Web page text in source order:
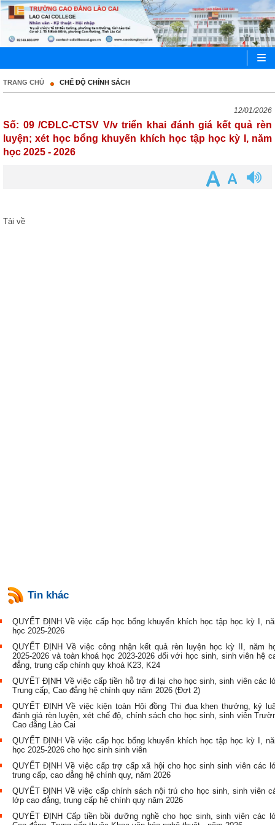
TRANG CHỦ CHẾ ĐỘ CHÍNH SÁCH
12/01/2026
Số: 09 /CĐLC-CTSV V/v triển khai đánh giá kết quả rèn
luyện; xét học bổng khuyến khích học tập học kỳ I, năm
học 2025 - 2026
Tải về
Tin khác
QUYẾT ĐỊNH Về việc cấp học bổng khuyến khích học tập học kỳ I,
học 2025-2026
QUYẾT ĐỊNH Về việc công nhận kết quả rèn luyện học kỳ II, năm
2025-2026 và toàn khoá học 2023-2026 đối với học sinh, sinh viên hệ
đẳng, trung cấp chính quy khoá K23, K24
QUYẾT ĐỊNH Về việc cấp tiền hỗ trợ đi lại cho học sinh, sinh viên các
Trung cấp, Cao đẳng hệ chính quy năm 2026 (Đợt 2)
QUYẾT ĐỊNH Về việc kiện toàn Hội đồng Thi đua khen thưởng, kỷ
đánh giá rèn luyện, xét chế độ, chính sách cho học sinh, sinh viên
Cao đẳng Lào Cai
QUYẾT ĐỊNH Về việc cấp học bổng khuyến khích học tập học kỳ I,
học 2025-2026 cho học sinh sinh viên
QUYẾT ĐỊNH Về việc cấp trợ cấp xã hội cho học sinh sinh viên các
trung cấp, cao đẳng hệ chính quy, năm 2026
QUYẾT ĐỊNH Về việc cấp chính sách nội trú cho học sinh, sinh viên
lớp cao đẳng, trung cấp hệ chính quy năm 2026
QUYẾT ĐỊNH Cấp tiền bồi dưỡng nghề cho học sinh, sinh viên các